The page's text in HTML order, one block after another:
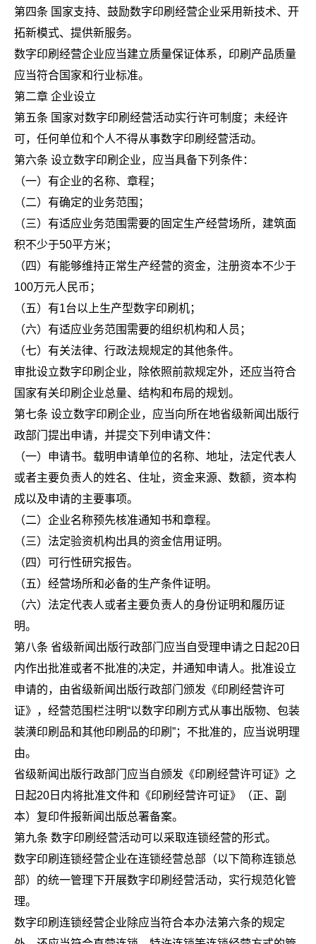
第四条 国家支持、鼓励数字印刷经营企业采用新技术、开
拓新模式、提供新服务。
数字印刷经营企业应当建立质量保证体系，印刷产品质量
应当符合国家和行业标准。
第二章 企业设立
第五条 国家对数字印刷经营活动实行许可制度；未经许
可，任何单位和个人不得从事数字印刷经营活动。
第六条 设立数字印刷企业，应当具备下列条件：
（一）有企业的名称、章程；
（二）有确定的业务范围；
（三）有适应业务范围需要的固定生产经营场所，建筑面
积不少于50平方米；
（四）有能够维持正常生产经营的资金，注册资本不少于
100万元人民币；
（五）有1台以上生产型数字印刷机；
（六）有适应业务范围需要的组织机构和人员；
（七）有关法律、行政法规规定的其他条件。
审批设立数字印刷企业，除依照前款规定外，还应当符合
国家有关印刷企业总量、结构和布局的规划。
第七条 设立数字印刷企业，应当向所在地省级新闻出版行
政部门提出申请，并提交下列申请文件：
（一）申请书。载明申请单位的名称、地址，法定代表人
或者主要负责人的姓名、住址，资金来源、数额，资本构
成以及申请的主要事项。
（二）企业名称预先核准通知书和章程。
（三）法定验资机构出具的资金信用证明。
（四）可行性研究报告。
（五）经营场所和必备的生产条件证明。
（六）法定代表人或者主要负责人的身份证明和履历证
明。
第八条 省级新闻出版行政部门应当自受理申请之日起20日
内作出批准或者不批准的决定，并通知申请人。批准设立
申请的，由省级新闻出版行政部门颁发《印刷经营许可
证》，经营范围栏注明“以数字印刷方式从事出版物、包装
装潢印刷品和其他印刷品的印刷”；不批准的，应当说明理
由。
省级新闻出版行政部门应当自颁发《印刷经营许可证》之
日起20日内将批准文件和《印刷经营许可证》（正、副
本）复印件报新闻出版总署备案。
第九条 数字印刷经营活动可以采取连锁经营的形式。
数字印刷连锁经营企业在连锁经营总部（以下简称连锁总
部）的统一管理下开展数字印刷经营活动，实行规范化管
理。
数字印刷连锁经营企业除应当符合本办法第六条的规定